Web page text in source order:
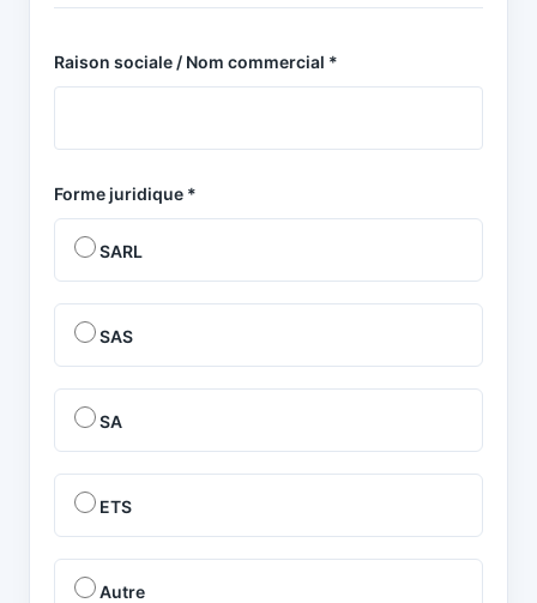
Raison sociale / Nom commercial *
Forme juridique *
SARL
SAS
SA
ETS
Autre